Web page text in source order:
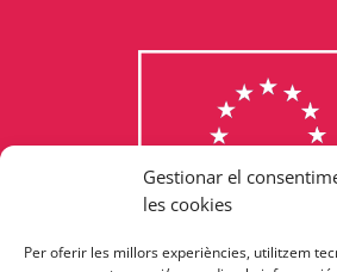
Gestionar el
les cookies
Per oferir les millors experiències, utilitzem